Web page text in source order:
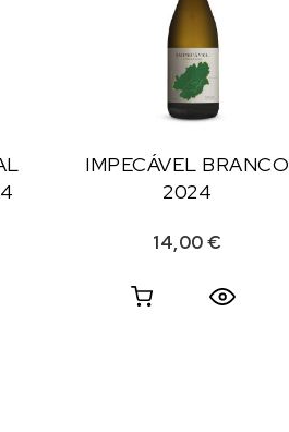
IMPECÁVEL BRANCO
2024
14,00€